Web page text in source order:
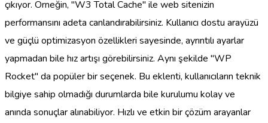
çıkıyor. Örneğin, "W3 Total Cache" ile web sitenizin
performansını adeta canlandırabilirsiniz. Kullanıcı dostu arayüzü
ve güçlü optimizasyon özellikleri sayesinde, ayrıntılı ayarlar
yapmadan bile hız artışı görebilirsiniz. Aynı şekilde "WP
Rocket" da popüler bir seçenek. Bu eklenti, kullanıcıların teknik
bilgiye sahip olmadığı durumlarda bile kurulumu kolay ve
anında sonuçlar alınabiliyor. Hızlı ve etkin bir çözüm arayanlar